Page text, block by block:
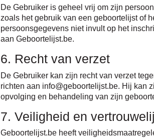
De Gebruiker is geheel vrij om zijn
zoals het gebruik van een geboortelijst of
persoonsgegevens niet invult op het
aan Geboortelijst.be.
6. Recht van verzet
De Gebruiker kan zijn recht van verzet
richten aan info@geboortelijst.be. Hij kan
opvolging en behandeling van zijn
7. Veiligheid en
Geboortelijst.be heeft